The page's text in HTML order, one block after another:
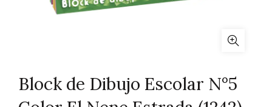
Block de Dibujo Escolar N°5